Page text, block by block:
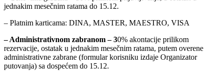
jednakim mesečnim ratama do 15.12.
– Platnim karticama: DINA, MASTER, MAESTRO, VISA
–Administrativnom zabranom–30% akontacije prilikom
rezervacije, ostatak u jednakim mesečnim ratama, putem overene
administrativne zabrane (formular korisniku izdaje Organizator
putovanja) sa dospećem do 15.12.